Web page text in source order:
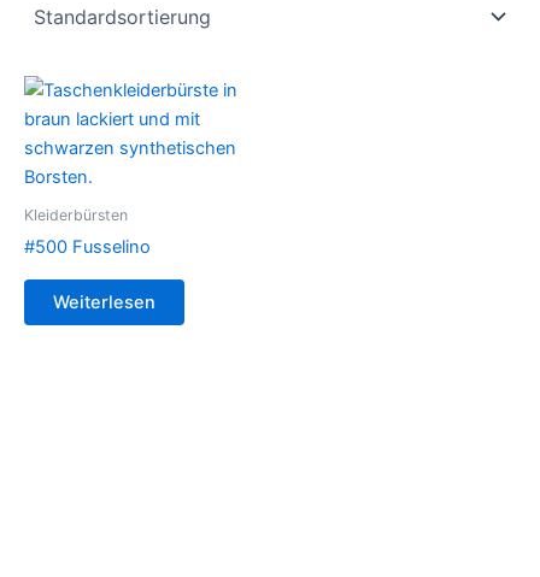
Kleiderbürsten
#500 Fusselino
Weiterlesen